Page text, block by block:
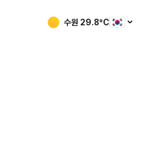
수원 29.8ºC